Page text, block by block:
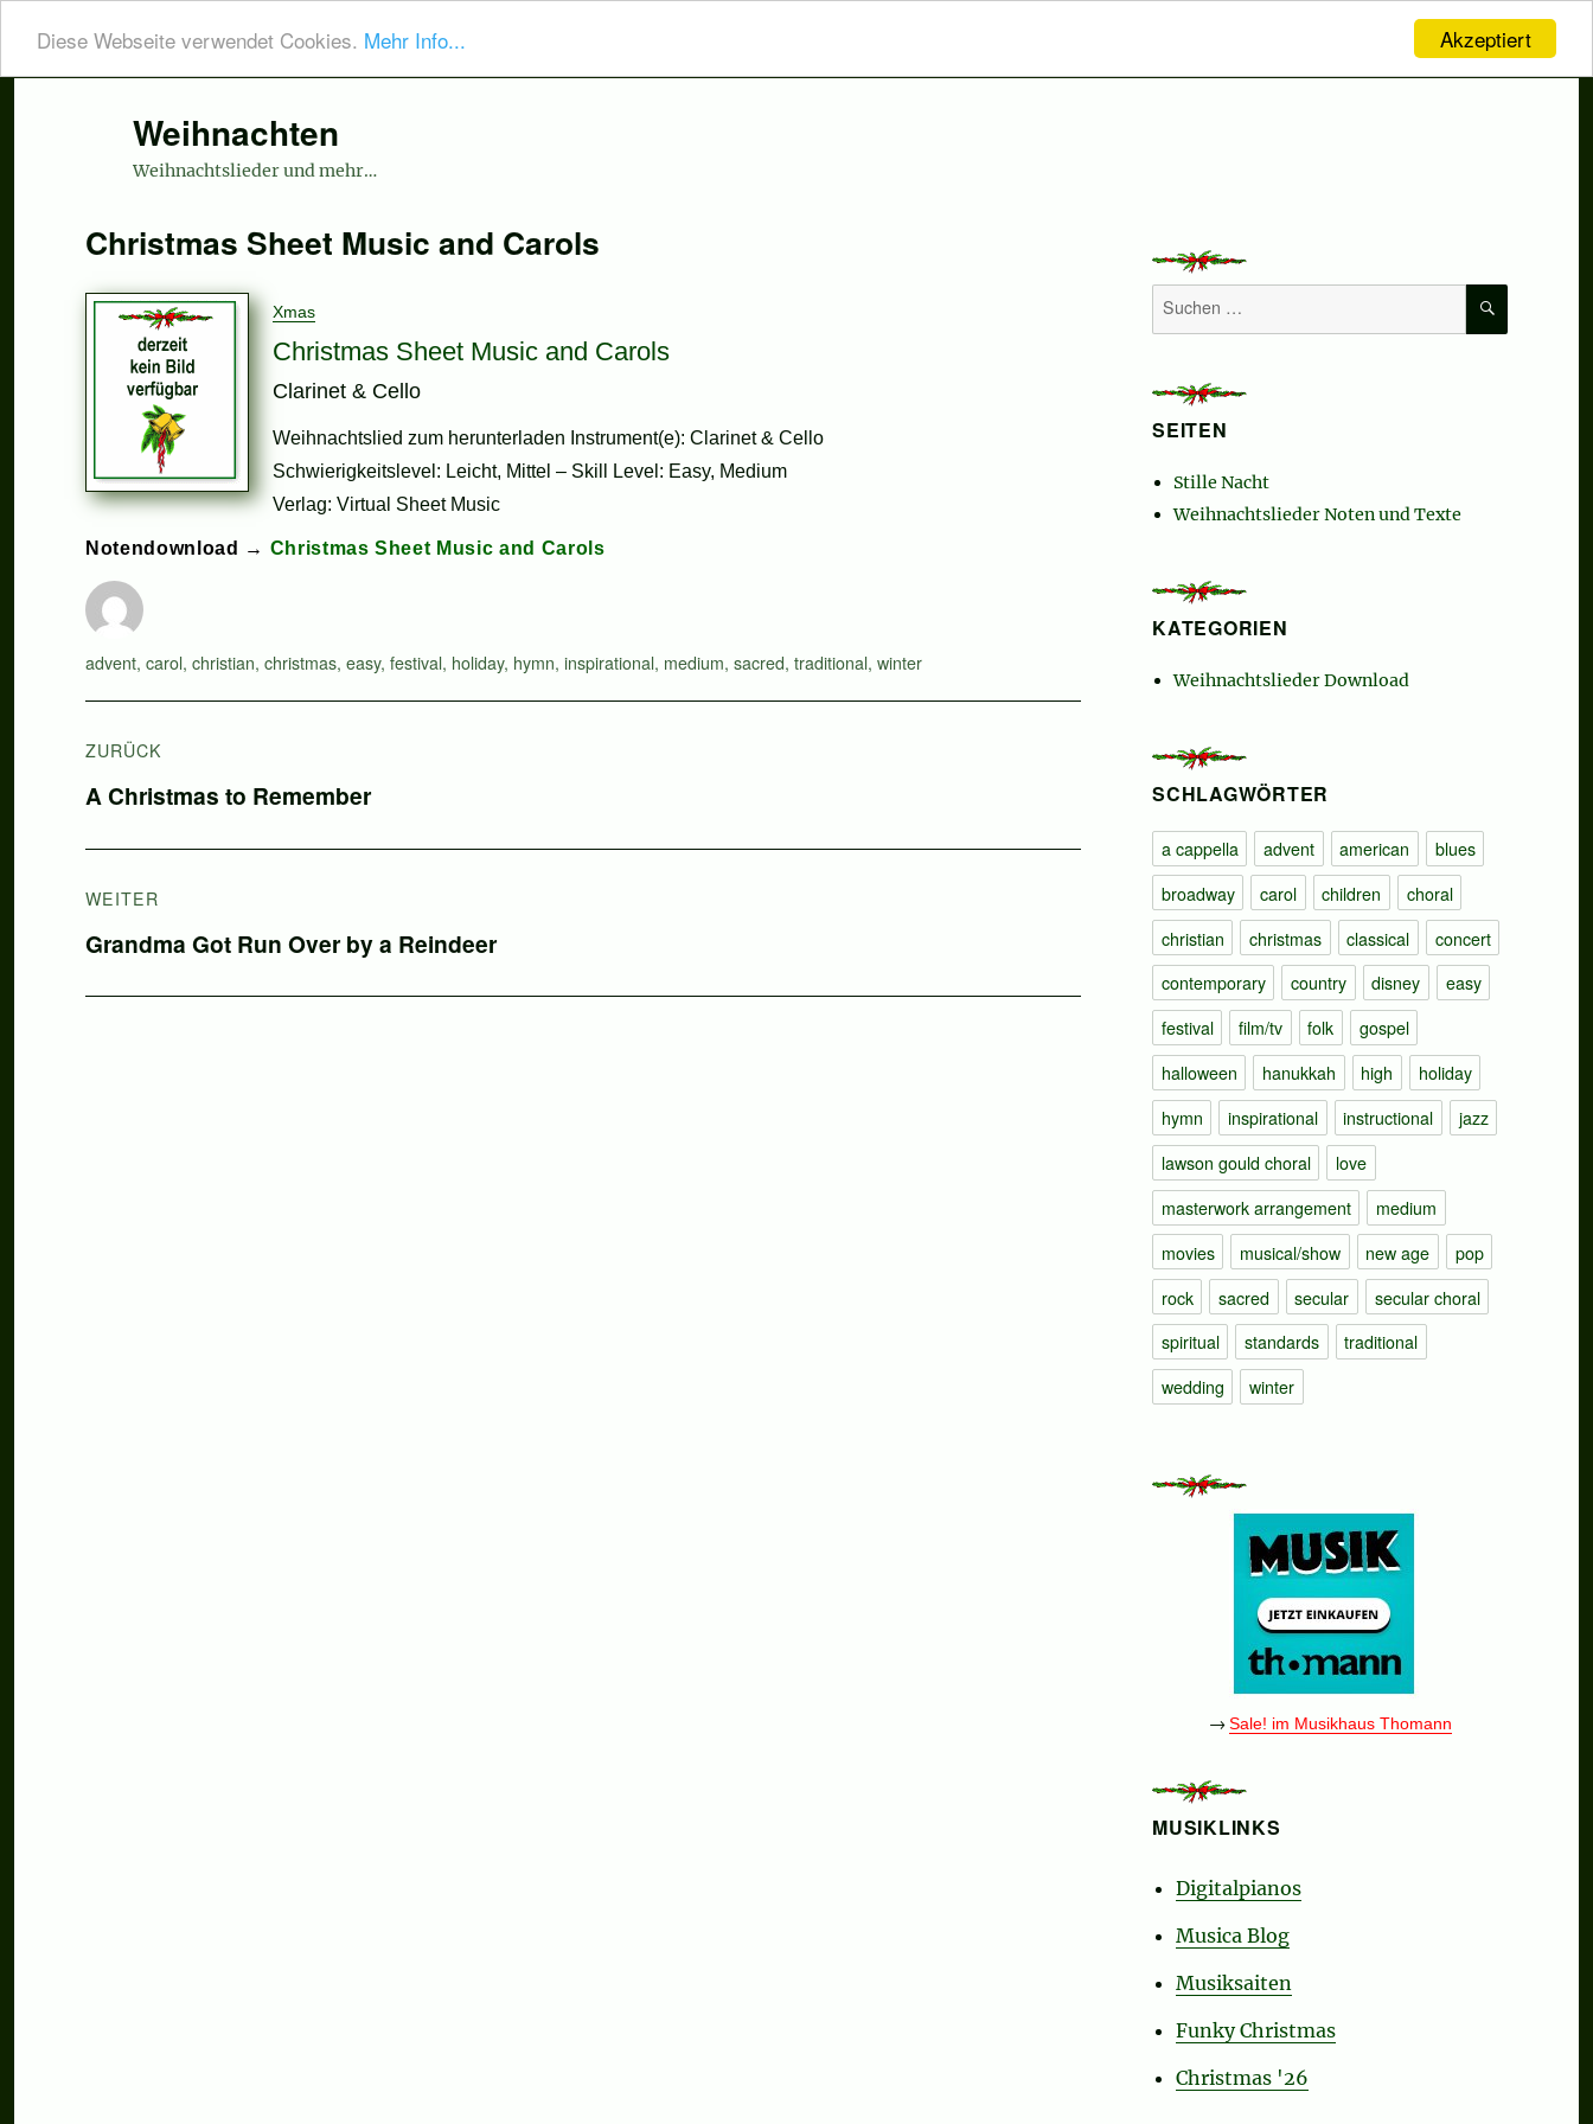
Akzeptiert
Diese Webseite verwendet Cookies. Mehr Info...
Weihnachten
Weihnachtslieder und mehr…
Christmas Sheet Music and Carols
Xmas
Christmas Sheet Music and Carols
Clarinet & Cello
Weihnachtslied zum herunterladen Instrument(e): Clarinet & Cello
Schwierigkeitslevel: Leicht, Mittel – Skill Level: Easy, Medium
Verlag: Virtual Sheet Music
Notendownload → Christmas Sheet Music and Carols
Autor
Schlagwörter
advent, carol, christian, christmas, easy, festival, holiday, hymn, inspirational, medium, sacred, traditional, winter
ZURÜCK
Vorheriger
A Christmas to Remember
WEITER
Nächster
Grandma Got Run Over by a Reindeer
Suchen
nach:
SEITEN
Stille Nacht
Weihnachtslieder Noten und Texte
KATEGORIEN
Weihnachtslieder Download
SCHLAGWÖRTER
a cappella advent american
blues
broadway
carol children
choral
christian
christmas classical
concert
contemporary
country disney
easy
festival
film/tv folk
gospel
halloween
hanukkah high
holiday
hymn
inspirational instructional
jazz
lawson gould choral
love
masterwork arrangement
medium
movies
musical/show new age
pop
rock
sacred secular
secular choral
spiritual
standards
traditional
wedding
winter
→Sale! im Musikhaus Thomann
MUSIKLINKS
Digitalpianos
Musica Blog
Musiksaiten
Funky Christmas
Christmas '26